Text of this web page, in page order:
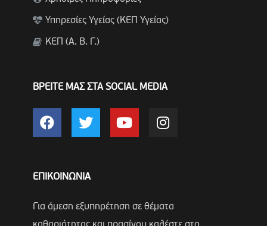
Υπηρεσίες Υγείας (ΚΕΠ Υγείας)
ΚΕΠ (Α. Β. Γ.)
ΒΡΕΙΤΕ ΜΑΣ ΣΤΑ SOCIAL MEDIA
ΕΠΙΚΟΙΝΩΝΙΑ
Για άμεση εξυπηρέτηση σε θέματα